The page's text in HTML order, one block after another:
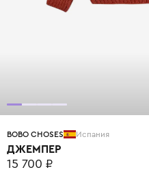
BOBO CHOSES Испания
ДЖЕМПЕР
15 700 ₽